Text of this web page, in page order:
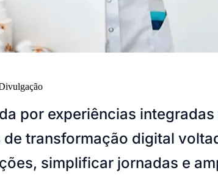
por experiências
transformação digital
simplificar jornadas e